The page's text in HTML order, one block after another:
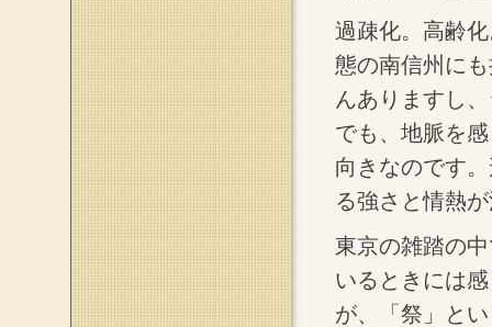
過疎化。高齢
態の南信州に
んありますし
でも、地脈を
向きなのです
る強さと情熱
東京の雑踏の
いるときには
が、「祭」と